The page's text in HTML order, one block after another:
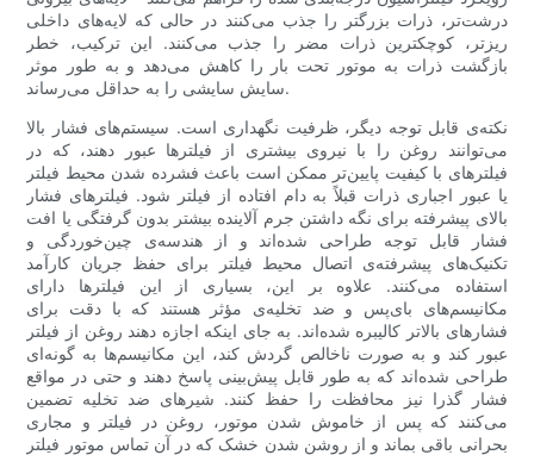
درشت‌تر، ذرات بزرگتر را جذب می‌کنند در حالی که لایه‌های داخلی
ریزتر، کوچکترین ذرات مضر را جذب می‌کنند. این ترکیب، خطر
بازگشت ذرات به موتور تحت بار را کاهش می‌دهد و به طور موثر
سایش سایشی را به حداقل می‌رساند.
نکته‌ی قابل توجه دیگر، ظرفیت نگهداری است. سیستم‌های فشار بالا
می‌توانند روغن را با نیروی بیشتری از فیلترها عبور دهند، که در
فیلترهای با کیفیت پایین‌تر ممکن است باعث فشرده شدن محیط فیلتر
یا عبور اجباری ذرات قبلاً به دام افتاده از فیلتر شود. فیلترهای فشار
بالای پیشرفته برای نگه داشتن جرم آلاینده بیشتر بدون گرفتگی یا افت
فشار قابل توجه طراحی شده‌اند و از هندسه‌ی چین‌خوردگی و
تکنیک‌های پیشرفته‌ی اتصال محیط فیلتر برای حفظ جریان کارآمد
استفاده می‌کنند. علاوه بر این، بسیاری از این فیلترها دارای
مکانیسم‌های بای‌پس و ضد تخلیه‌ی مؤثر هستند که با دقت برای
فشارهای بالاتر کالیبره شده‌اند. به جای اینکه اجازه دهند روغن از فیلتر
عبور کند و به صورت ناخالص گردش کند، این مکانیسم‌ها به گونه‌ای
طراحی شده‌اند که به طور قابل پیش‌بینی پاسخ دهند و حتی در مواقع
فشار گذرا نیز محافظت را حفظ کنند. شیرهای ضد تخلیه تضمین
می‌کنند که پس از خاموش شدن موتور، روغن در فیلتر و مجاری
بحرانی باقی بماند و از روشن شدن خشک که در آن تماس موتور فیلتر